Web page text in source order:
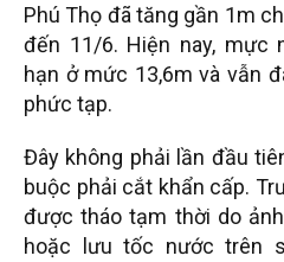
Phú Thọ đã tăng gần 1m
đến 11/6. Hiện nay, mực
hạn ở mức 13,6m và vẫn
phức tạp.
Đây không phải lần đầu
buộc phải cắt khẩn cấp.
được tháo tạm thời do
hoặc lưu tốc nước trên